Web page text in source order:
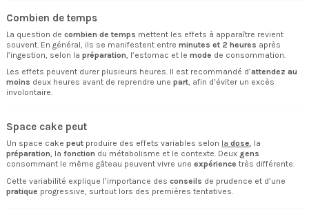
Combien de temps
La question de combien de temps mettent les effets à apparaître revient
souvent. En général, ils se manifestent entre minutes et 2 heures après
l’ingestion, selon la préparation , l’estomac et le mode de consommation.
Les effets peuvent durer plusieurs heures. Il est recommandé d’attendez au
moins deux heures avant de reprendre une part, afin d’éviter un excès
involontaire.
Space cake peut
Un space cake peut produire des effets variables selon la dose, la
préparation, la fonction du métabolisme et le contexte. Deux gens
consommant le même gâteau peuvent vivre une expérience très différente.
Cette variabilité explique l’importance des conseils de prudence et d’une
pratique progressive, surtout lors des premières tentatives.